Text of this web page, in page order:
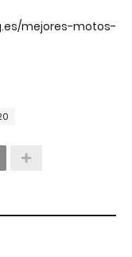
mejores-motos-